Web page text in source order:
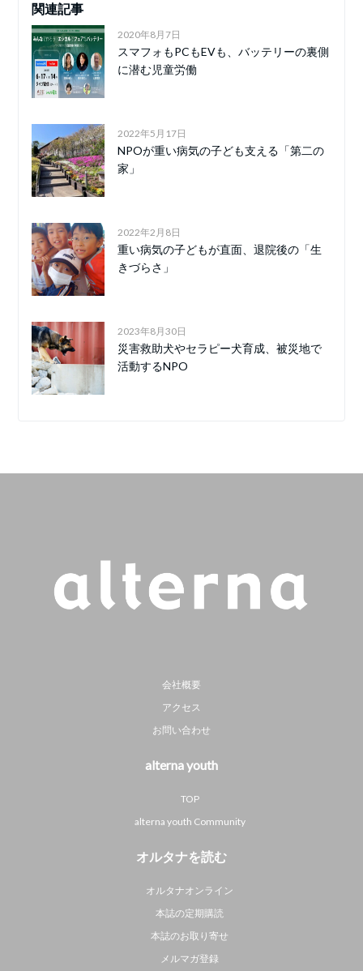
関連記事
2020年8月7日
スマフォもPCもEVも、バッテリーの裏側
に潜む児童労働
2022年5月17日
NPOが重い病気の子ども支える「第二の
家」
2022年2月8日
重い病気の子どもが直面、退院後の「生
きづらさ」
2023年8月30日
災害救助犬やセラピー犬育成、被災地で
活動するNPO
会社概要
アクセス
お問い合わせ
alterna youth
TOP
alterna youth Community
オルタナを読む
オルタナオンライン
本誌の定期購読
本誌のお取り寄せ
メルマガ登録